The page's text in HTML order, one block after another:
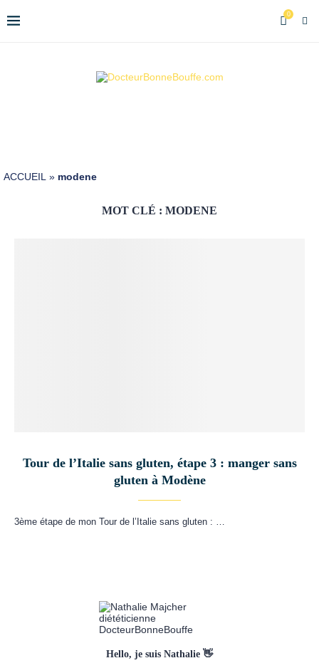
0
ACCUEIL » modene
MOT CLÉ : MODENE
Tour de l’Italie sans gluten, étape 3 : manger sans
gluten à Modène
3ème étape de mon Tour de l’Italie sans gluten : …
Hello, je suis Nathalie 👋